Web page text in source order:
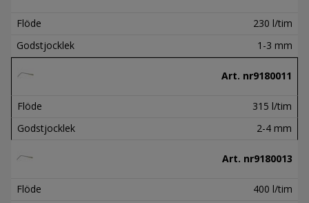
Flöde
230 l/tim
Godstjocklek
1-3 mm
Art. nr9180011
Flöde
315 l/tim
Godstjocklek
2-4 mm
Art. nr9180013
Flöde
400 l/tim